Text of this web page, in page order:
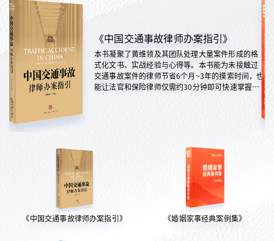
《中国交通事故律师办案指引》
本书凝聚了黄维领及其团队处理大量案件形成的格
式化文书、实战经验与心得等。本书能为未接触过
交通事故案件的律师节省6个月~3年的摸索时间，也
能让法官和保险律师仅需约30分钟即可快速掌握案
《中国交通事故律师办案指引》 《婚姻家事经典案例集》